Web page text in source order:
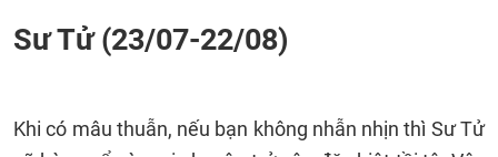
Sư Tử (23/07-22/08)
Khi có mâu thuẫn, nếu bạn không nhẫn nhịn thì Sư Tử